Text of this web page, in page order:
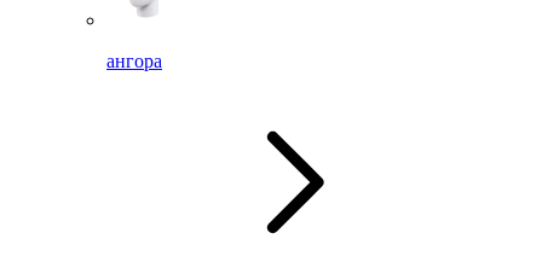
ангора